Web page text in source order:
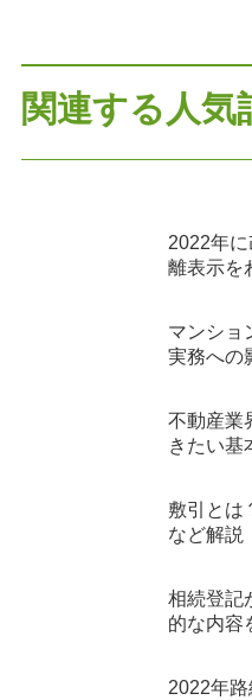
関連する人気
2022年
離表示を
マンショ
実務への
不動産業
きたい基
敷引とは
など解説
相続登記
的な内容
2022年